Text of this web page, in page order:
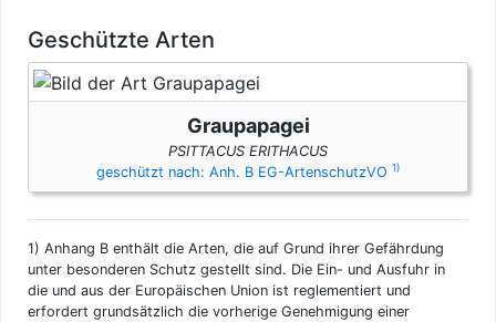
Geschützte Arten
Graupapagei
PSITTACUS ERITHACUS
geschützt nach: Anh. B EG-ArtenschutzVO 1)
1) Anhang B enthält die Arten, die auf Grund ihrer Gefährdung
unter besonderen Schutz gestellt sind. Die Ein- und Ausfuhr in
die und aus der Europäischen Union ist reglementiert und
erfordert grundsätzlich die vorherige Genehmigung einer